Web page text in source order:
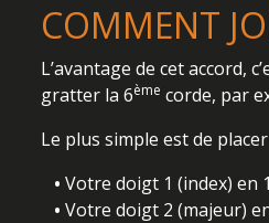
COMMENT
L’avantage de cet accord,
gratter la 6ème corde, par
Le plus simple est de
• Votre doigt 1 (index) en
• Votre doigt 2 (majeur)